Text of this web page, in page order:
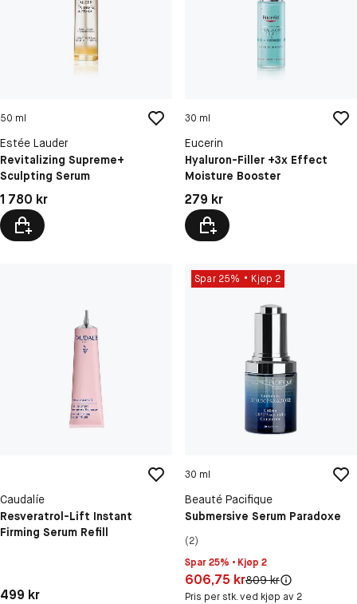
50 ml
Estée Lauder
Revitalizing Supreme+
Sculpting Serum
Pris: 1 780 kr
1 780 kr
30 ml
Eucerin
Hyaluron-Filler +3x Effect
Moisture Booster
Pris: 279 kr
279 kr
Caudalíe
Resveratrol-Lift Instant
Firming Serum Refill
Pris: 499 kr
499 kr
Spar 25% Kjøp 2
30 ml
Beauté Pacifique
Submersive Serum Paradoxe
(2)
Spar 25% • Kjøp 2
Pris: 606,75 kr
606,75 krOriginal pris:
809 kr
Pris per stk. ved kjøp av 2